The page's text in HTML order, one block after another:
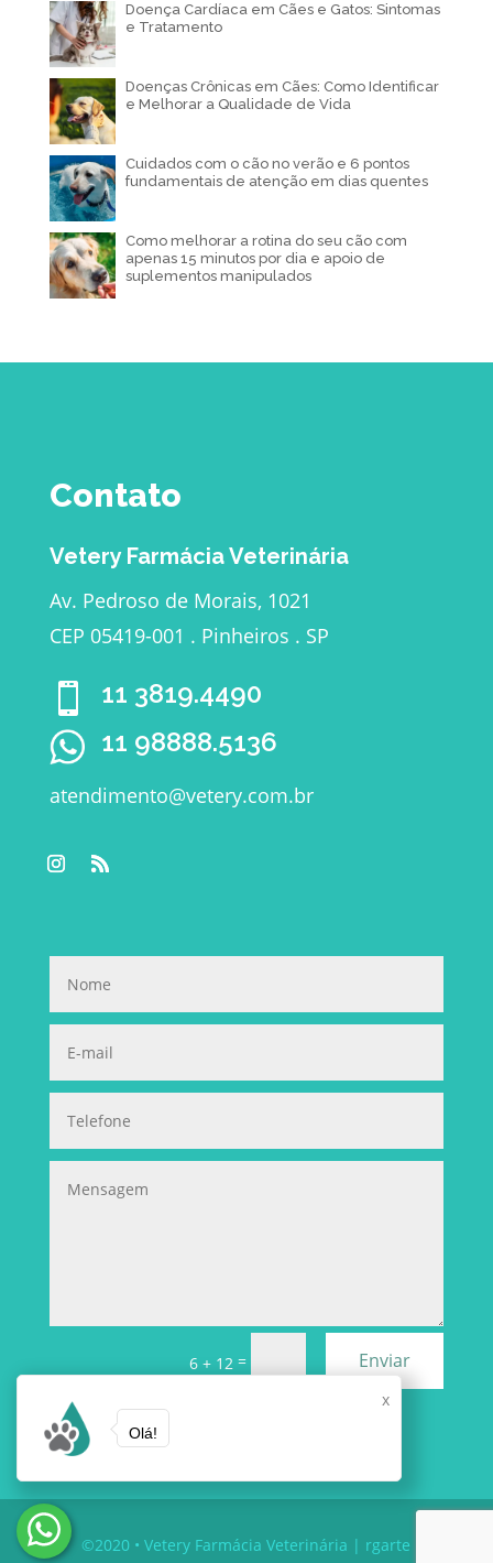
Doença Cardíaca em Cães e Gatos: Sintomas
e Tratamento
Doenças Crônicas em Cães: Como Identificar
e Melhorar a Qualidade de Vida
Cuidados com o cão no verão e 6 pontos
fundamentais de atenção em dias quentes
Como melhorar a rotina do seu cão com
apenas 15 minutos por dia e apoio de
suplementos manipulados
Contato
Vetery Farmácia Veterinária
Av. Pedroso de Morais, 1021
CEP 05419-001 . Pinheiros . SP

11 3819.4490
11 98888.5136
atendimento@vetery.com.br
6 + 12 = Enviar
©2020 •Vetery Farmácia Veterinária | rgarte
x
Olá!